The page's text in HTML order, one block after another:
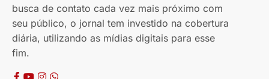
busca de contato cada vez mais próximo com
seu público, o jornal tem investido na cobertura
diária, utilizando as mídias digitais para esse
fim.